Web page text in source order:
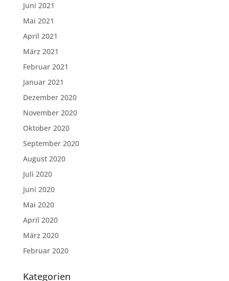
Juni 2021
Mai 2021
April 2021
März 2021
Februar 2021
Januar 2021
Dezember 2020
November 2020
Oktober 2020
September 2020
August 2020
Juli 2020
Juni 2020
Mai 2020
April 2020
März 2020
Februar 2020
Kategorien